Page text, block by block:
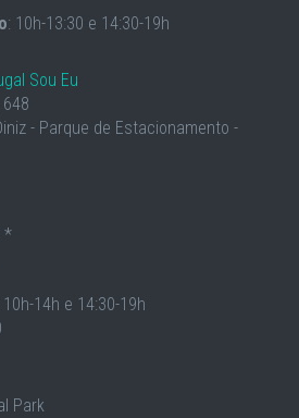
: 10h-13:30 e 14:30-19h
Sou Eu
- Parque de Estacionamento -
*
10h-14h e 14:30-19h
Park